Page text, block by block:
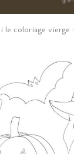
le coloriage vierge :